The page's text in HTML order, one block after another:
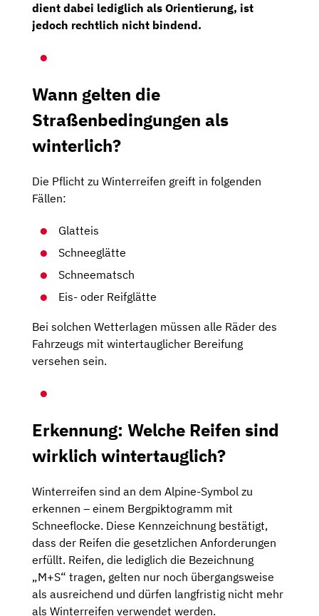
dient dabei lediglich als Orientierung, ist
jedoch rechtlich nicht bindend.
Wann gelten die
Straßenbedingungen als
winterlich?
Die Pflicht zu Winterreifen greift in folgenden
Fällen:
Glatteis
Schneeglätte
Schneematsch
Eis- oder Reifglätte
Bei solchen Wetterlagen müssen alle Räder des
Fahrzeugs mit wintertauglicher Bereifung
versehen sein.
Erkennung: Welche Reifen sind
wirklich wintertauglich?
Winterreifen sind an dem Alpine-Symbol zu
erkennen – einem Bergpiktogramm mit
Schneeflocke. Diese Kennzeichnung bestätigt,
dass der Reifen die gesetzlichen Anforderungen
erfüllt. Reifen, die lediglich die Bezeichnung
„M+S“ tragen, gelten nur noch übergangsweise
als ausreichend und dürfen langfristig nicht mehr
als Winterreifen verwendet werden.